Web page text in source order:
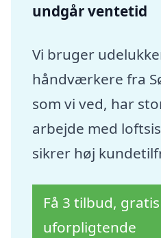
undgår ventetid
Vi bruger
håndværkere fra
som vi ved, har
arbejde med
sikrer høj
Få 3 tilbud,
uforpligtende